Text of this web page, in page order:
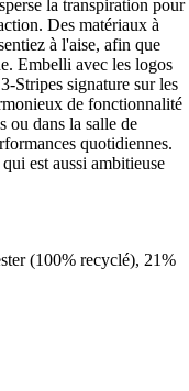
la transpiration pour
Des matériaux à
à l'aise, afin que
Embelli avec les logos
Stripes signature sur les
de fonctionnalité
ou dans la salle de
quotidiennes.
est aussi ambitieuse
(100% recyclé), 21%